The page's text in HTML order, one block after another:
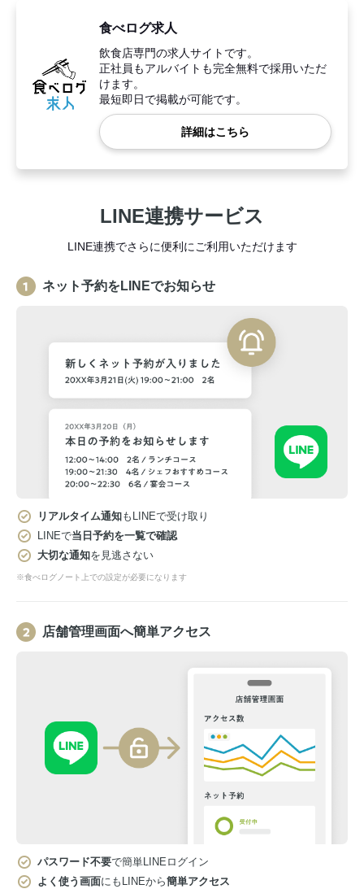
食べログ求人
飲食店専門の求人サイトです。
正社員もアルバイトも完全無料で採用いただ
けます。
最短即日で掲載が可能です。
詳細はこちら
LINE連携サービス
LINE連携でさらに便利にご利用いただけます
ネット予約をLINEでお知らせ
リアルタイム通知もLINEで受け取り
LINEで当日予約を一覧で確認
大切な通知を見逃さない
※食べログノート上での設定が必要になります
店舗管理画面へ簡単アクセス
パスワード不要で簡単LINEログイン
よく使う画面にもLINEから簡単アクセス